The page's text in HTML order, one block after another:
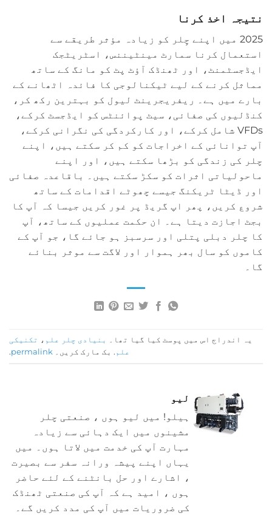
نتیجہ اخذ کرنا
2025 میں اپنے چِلر کو زیادہ مؤثر طریقے سے
استعمال کرنا سمارٹ مینٹیننس، اسٹریٹجک
ایڈجسٹمنٹ، اور ٹھنڈک آؤٹ پٹ کو مانگ کے ساتھ
مماثل کرنے کے لیے ٹیکنالوجی کا فائدہ اٹھانے کے
بارے میں ہے۔ ریفریجرینٹ لیول کو بہترین رکھ کر،
کنڈلیوں کی صفائی، سیٹ پوائنٹس کو ایڈجسٹ کرکے،
VFDs شامل کرکے، اور کارکردگی کی نگرانی کرکے،
آپ توانائی کے اخراجات کو کم کر سکتے ہیں، اپنے
چلر کی زندگی کو بڑھا سکتے ہیں، اور اپنے
ماحولیاتی اثرات کو سکڑ سکتے ہیں۔ باقاعدہ صفائی
اور ڈیٹا ٹریکنگ جیسے چھوٹے اقدامات کے ساتھ
شروع کریں، پھر اپ گریڈ پر غور کریں جیسا کہ آپ کا
بجٹ اجازت دیتا ہے۔ ان حکمت عملیوں کے ساتھ، آپ
کا چلر دبلی پتلی اور سرسبز ہو جائے گا، جو آپ کے
کاموں کو سال بھر ہموار اور لاگت سے موثر بنائے
گا۔
یہ اندراج اس میں پوسٹ کیا گیا تھا۔ بنیادی چلر علم ، تکنیکی
علم . بک مارک کریں۔ permalink
.
لیو
ہیلو! میں لیو ہوں ، صنعتی چلر
مشینوں میں ایک دہائی سے زیادہ
مہارت آپ کی خدمت میں لاتا ہوں۔ میں
یہاں اپنے پیشہ ورانہ سفر سے بصیرت
، اشارے اور حل بانٹنے کے لئے حاضر
ہوں ، امید ہے کہ آپ کی صنعتی ٹھنڈک
کی ضروریات میں آپ کی مدد کریں گے۔